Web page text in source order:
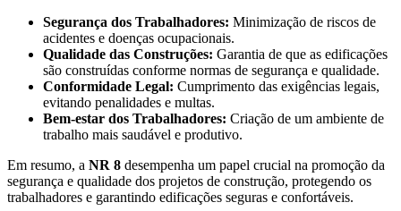
Segurança dos Trabalhadores: Minimização de riscos de
acidentes e doenças ocupacionais.
Qualidade das Construções: Garantia de que as edificações
são construídas conforme normas de segurança e qualidade.
Conformidade Legal: Cumprimento das exigências legais,
evitando penalidades e multas.
Bem-estar dos Trabalhadores: Criação de um ambiente de
trabalho mais saudável e produtivo.
Em resumo, a NR 8 desempenha um papel crucial na promoção da
segurança e qualidade dos projetos de construção, protegendo os
trabalhadores e garantindo edificações seguras e confortáveis.